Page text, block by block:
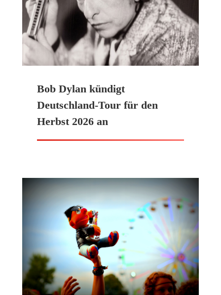
Bob Dylan kündigt
Deutschland-Tour für den
Herbst 2026 an